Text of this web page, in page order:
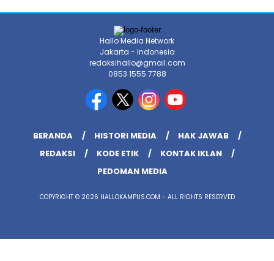
Hallo Media Network
Jakarta - Indonesia
redaksihallo@gmail.com
0853 1555 7788
BERANDA HISTORI MEDIA
HAK JAWAB
REDAKSI
KODE ETIK
KONTAK IKLAN
PEDOMAN MEDIA
COPYRIGHT © 2026 HALLOKAMPUS.COM - ALL RIGHTS RESERVED